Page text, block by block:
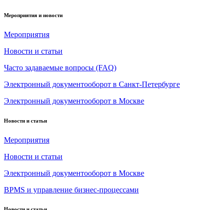
Мероприятия и новости
Мероприятия
Новости и статьи
Часто задаваемые вопросы (FAQ)
Электронный документооборот в Санкт-Петербурге
Электронный документооборот в Москве
Новости и статьи
Мероприятия
Новости и статьи
Электронный документооборот в Москве
BPMS и управление бизнес-процессами